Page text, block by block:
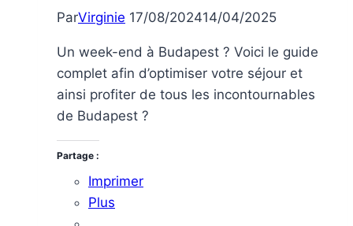
ParVirginie 17/08/202414/04/2025
Un week-end à Budapest ? Voici le guide
complet afin d’optimiser votre séjour et
ainsi profiter de tous les incontournables
de Budapest ?
Partage :
Imprimer
Plus